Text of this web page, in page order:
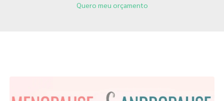
Quero meu orçamento